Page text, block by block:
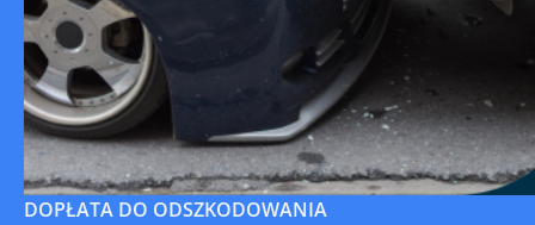
DOPŁATA DO ODSZKODOWANIA